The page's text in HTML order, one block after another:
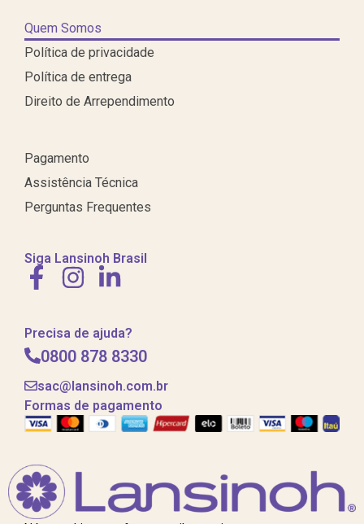
Quem Somos
Política de privacidade
Política de entrega
Direito de Arrependimento
Pagamento
Assistência Técnica
Perguntas Frequentes
Siga Lansinoh Brasil
Precisa de ajuda?
0800 878 8330
sac@lansinoh.com.br
Formas de pagamento